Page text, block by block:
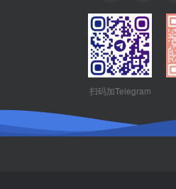
扫码加Telegram